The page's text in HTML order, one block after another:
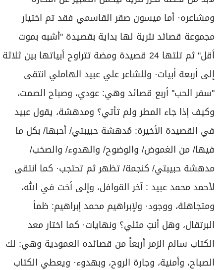
ومشاعره· أما ميسون صقر القاسمي فقد تم اختيار
مجموعة قصائد نثرية لها بداية بقصيدة ''أشبه بموت
أقل'' ثم تلتها 24 قصيدة ومضة تتراوح أبياتها بين ثلاثة
إلى أربعة أبيات· وللشاعر علي عبيد الهاملي انتقى
''سفر الحب'' أربع قصائد وهي: عودي، وصباح الصمت،
وكيف إذا جاء المطر ولم تأتي؟ ومدهشة، يقول عبيد
في القصيدة الأخيرة: مُدهشة حبيبتي/ أحبها/ بكل ما
فيها/ من الغموض/ والوضوح/ والهدوء/ والصخب/
مدهشة حبيبتي/ كنجمة/ تظهر ثم تحتجب· كما انتقى
لأحمد محمد عبيد : آخر القوافل، وإلى أخت في الله،
ومتجاهلة، ووجود· ولإبراهيم محمد إبراهيم: ظمأ
البرتقال، وهل أنتِ مثلي؟ ونهايات· كما اختار معد
الكتاب سالم الزمر أربعاً من قصائده العمودية وهي: لك
الصباح، وأمنية، وجارة الروح، وبهدوء· ويعطي الكتاب